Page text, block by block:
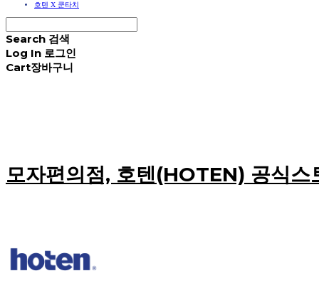
호텐 X 쿤타치
Search 검색
Log In 로그인
Cart장바구니
모자편의점, 호텐(HOTEN) 공식스